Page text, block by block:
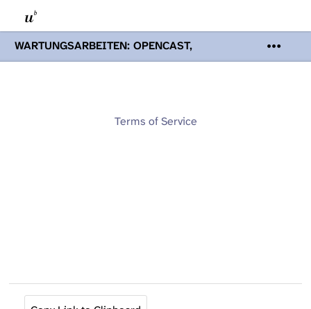
WARTUNGSARBEITEN: OPENCAST,
PODCASTS & TOBIRA
Mi 19. August
Opencast-Videos und Tobira nicht zur
Terms of Service